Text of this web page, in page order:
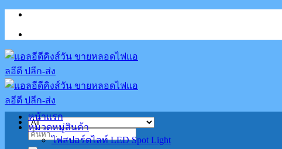
Skip
content
ค้นหา:
หน้าแรก
หมวดหมู่สินค้า
ไฟสปอร์ตไลท์ LED Spot Light